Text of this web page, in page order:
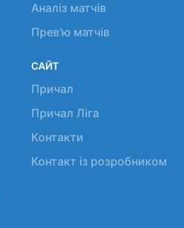
Аналіз матчів
Прев'ю матчів
САЙТ
Причал
Причал Ліга
Контакти
Контакт із розробником